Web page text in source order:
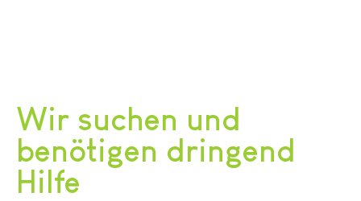
Wir suchen und
benötigen dringend
Hilfe